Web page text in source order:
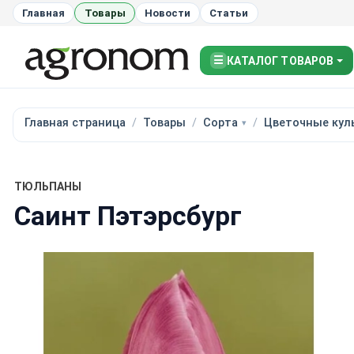
Главная Товары Новости Статьи
☰ КАТАЛОГ ТОВАРОВ
Главная страница Товары Сорта Цветочные
ТЮЛЬПАНЫ
Саинт Пэтэрсбург